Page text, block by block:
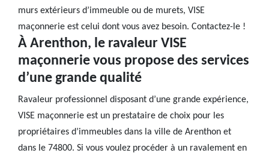
murs extérieurs d’immeuble ou de murets, VISE
maçonnerie est celui dont vous avez besoin. Contactez-le !
À Arenthon, le ravaleur VISE
maçonnerie vous propose des services
d’une grande qualité
Ravaleur professionnel disposant d’une grande expérience,
VISE maçonnerie est un prestataire de choix pour les
propriétaires d’immeubles dans la ville de Arenthon et
dans le 74800. Si vous voulez procéder à un ravalement en